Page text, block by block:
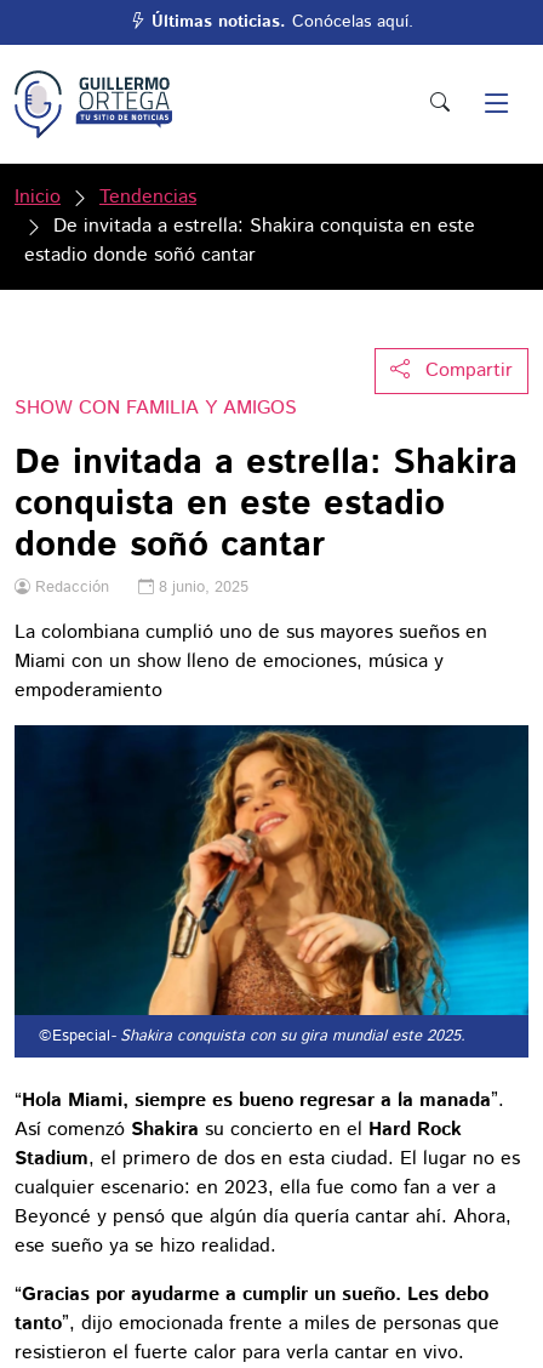
Últimas noticias. Conócelas aquí.
Inicio
Tendencias
De invitada a estrella: Shakira conquista en este
estadio donde soñó cantar
Compartir
SHOW CON FAMILIA Y AMIGOS
De invitada a estrella: Shakira
conquista en este estadio
donde soñó cantar
Redacción 8 junio, 2025
La colombiana cumplió uno de sus mayores sueños en
Miami con un show lleno de emociones, música y
empoderamiento
©Especial- Shakira conquista con su gira mundial este 2025.
“Hola Miami, siempre es bueno regresar a la manada”.
Así comenzó Shakira su concierto en el Hard Rock
Stadium, el primero de dos en esta ciudad. El lugar no es
cualquier escenario: en 2023, ella fue como fan a ver a
Beyoncé y pensó que algún día quería cantar ahí. Ahora,
ese sueño ya se hizo realidad.
“Gracias por ayudarme a cumplir un sueño. Les debo
tanto”, dijo emocionada frente a miles de personas que
resistieron el fuerte calor para verla cantar en vivo.